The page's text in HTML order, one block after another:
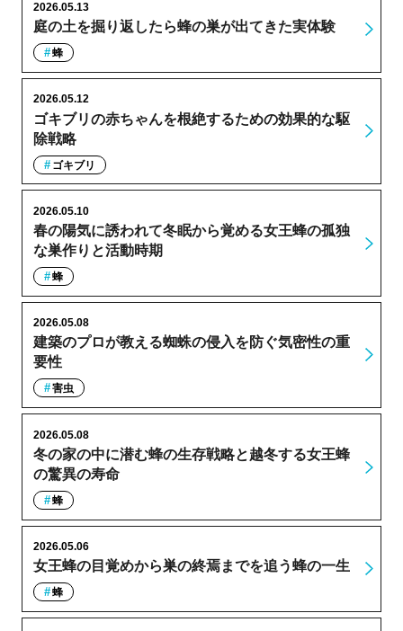
庭の土を掘り返したら蜂の巣が出てきた実体験
2026.05.13
蜂
ゴキブリの赤ちゃんを根絶するための効果的な駆
除戦略
2026.05.12
ゴキブリ
春の陽気に誘われて冬眠から覚める女王蜂の孤独
な巣作りと活動時期
2026.05.10
蜂
建築のプロが教える蜘蛛の侵入を防ぐ気密性の重
要性
2026.05.08
害虫
冬の家の中に潜む蜂の生存戦略と越冬する女王蜂
の驚異の寿命
2026.05.08
蜂
女王蜂の目覚めから巣の終焉までを追う蜂の一生
2026.05.06
蜂